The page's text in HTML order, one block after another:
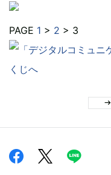
PAGE 1 > 2 > 3